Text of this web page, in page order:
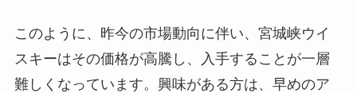
このように、昨今の市場動向に伴い、宮城峡ウイ
スキーはその価格が高騰し、入手することが一層
難しくなっています。興味がある方は、早めのア